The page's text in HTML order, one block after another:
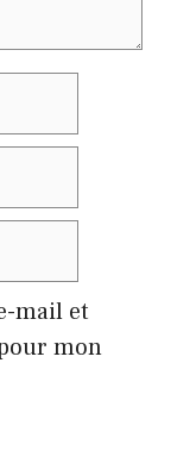
mail et
mon